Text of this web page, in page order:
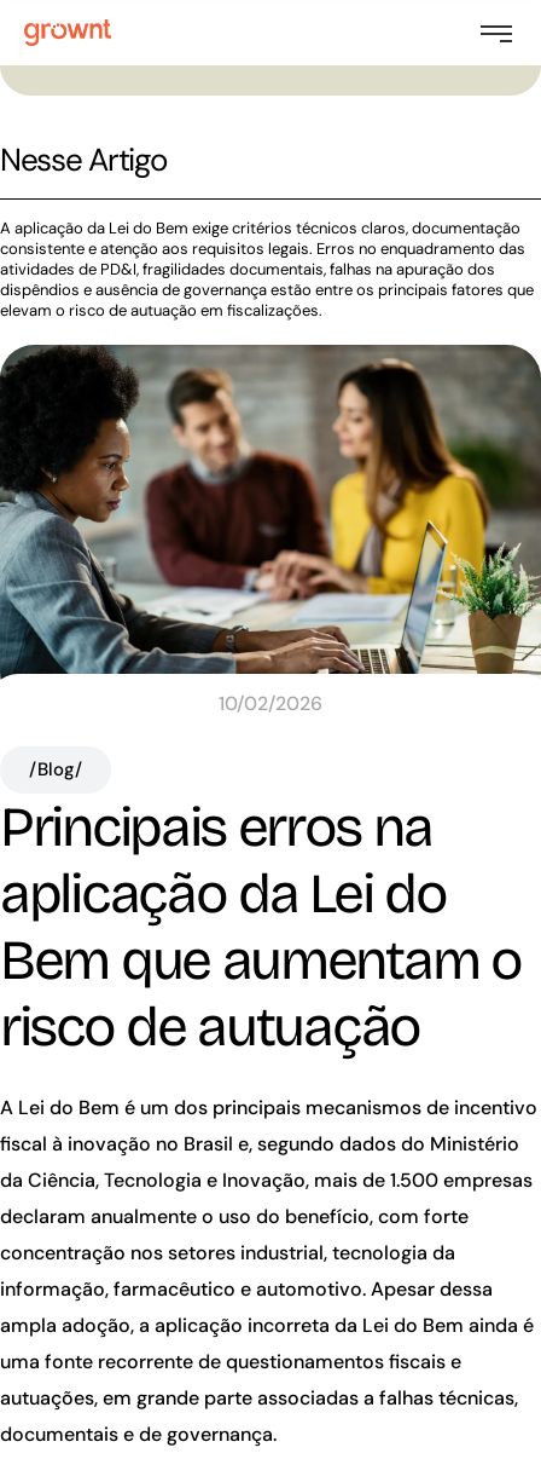
Nesse Artigo
A aplicação da Lei do Bem exige critérios técnicos claros, documentação
consistente e atenção aos requisitos legais. Erros no enquadramento das
atividades de PD&I, fragilidades documentais, falhas na apuração dos
dispêndios e ausência de governança estão entre os principais fatores que
elevam o risco de autuação em fiscalizações.
10/02/2026
/Blog/
Principais erros na
aplicação da Lei do
Bem que aumentam o
risco de autuação
A Lei do Bem é um dos principais mecanismos de incentivo
fiscal à inovação no Brasil e, segundo dados do Ministério
da Ciência, Tecnologia e Inovação, mais de 1.500 empresas
declaram anualmente o uso do benefício, com forte
concentração nos setores industrial, tecnologia da
informação, farmacêutico e automotivo. Apesar dessa
ampla adoção, a aplicação incorreta da Lei do Bem ainda é
uma fonte recorrente de questionamentos fiscais e
autuações, em grande parte associadas a falhas técnicas,
documentais e de governança.